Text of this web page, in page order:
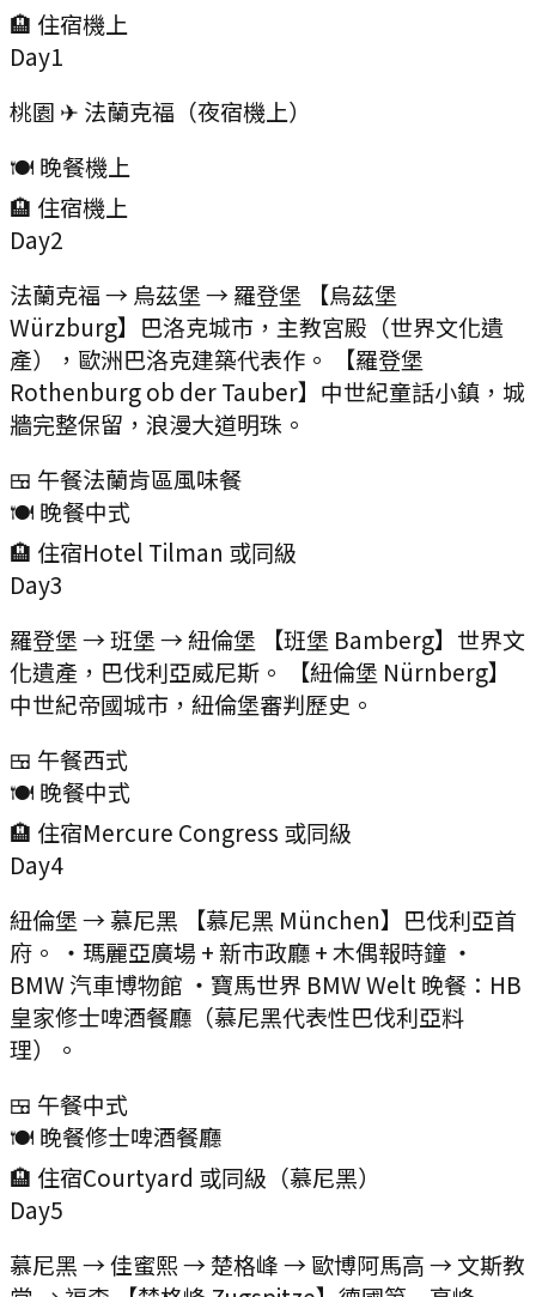
🏨 住宿機上
Day1
桃園 ✈ 法蘭克福（夜宿機上）
🍽️ 晚餐機上
🏨 住宿機上
Day2
法蘭克福 → 烏茲堡 → 羅登堡 【烏茲堡
Würzburg】巴洛克城市，主教宮殿（世界文化遺
產），歐洲巴洛克建築代表作。 【羅登堡
Rothenburg ob der Tauber】中世紀童話小鎮，城
牆完整保留，浪漫大道明珠。
🍱 午餐法蘭肯區風味餐
🍽️ 晚餐中式
🏨 住宿Hotel Tilman 或同級
Day3
羅登堡 → 班堡 → 紐倫堡 【班堡 Bamberg】世界文
化遺產，巴伐利亞威尼斯。 【紐倫堡 Nürnberg】
中世紀帝國城市，紐倫堡審判歷史。
🍱 午餐西式
🍽️ 晚餐中式
🏨 住宿Mercure Congress 或同級
Day4
紐倫堡 → 慕尼黑 【慕尼黑 München】巴伐利亞首
府。 ・瑪麗亞廣場 + 新市政廳 + 木偶報時鐘 ・
BMW 汽車博物館 ・寶馬世界 BMW Welt 晚餐：HB
皇家修士啤酒餐廳（慕尼黑代表性巴伐利亞料
理）。
🍱 午餐中式
🍽️ 晚餐修士啤酒餐廳
🏨 住宿Courtyard 或同級（慕尼黑）
Day5
慕尼黑 → 佳蜜熙 → 楚格峰 → 歐博阿馬高 → 文斯教